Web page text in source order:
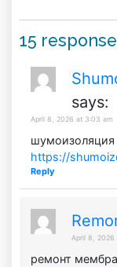
15 responses
says:
April 8, 2026 at 3:03 am
шумоизоляция
https://
Reply
April 8, 2026
ремонт